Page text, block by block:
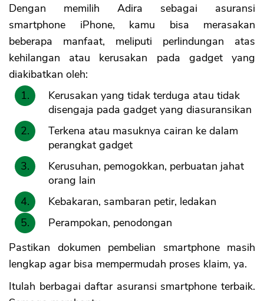
Dengan memilih Adira sebagai asuransi
smartphone iPhone, kamu bisa merasakan
beberapa manfaat, meliputi perlindungan atas
kehilangan atau kerusakan pada gadget yang
diakibatkan oleh:
Kerusakan yang tidak terduga atau tidak
disengaja pada gadget yang diasuransikan
Terkena atau masuknya cairan ke dalam
perangkat gadget
Kerusuhan, pemogokkan, perbuatan jahat
orang lain
Kebakaran, sambaran petir, ledakan
Perampokan, penodongan
Pastikan dokumen pembelian smartphone masih
lengkap agar bisa mempermudah proses klaim, ya.
Itulah berbagai daftar asuransi smartphone terbaik.